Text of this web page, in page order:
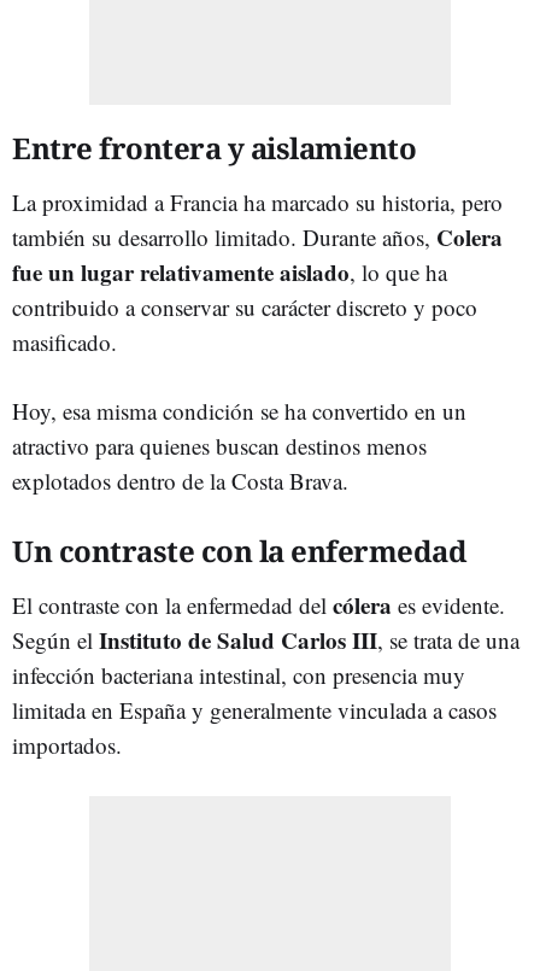
Entre frontera y aislamiento
La proximidad a Francia ha marcado su historia, pero
también su desarrollo limitado. Durante años, Colera
fue un lugar relativamente aislado, lo que ha
contribuido a conservar su carácter discreto y poco
masificado.
Hoy, esa misma condición se ha convertido en un
atractivo para quienes buscan destinos menos
explotados dentro de la Costa Brava.
Un contraste con la enfermedad
El contraste con la enfermedad del cólera es evidente.
Según el Instituto de Salud Carlos III, se trata de una
infección bacteriana intestinal, con presencia muy
limitada en España y generalmente vinculada a casos
importados.